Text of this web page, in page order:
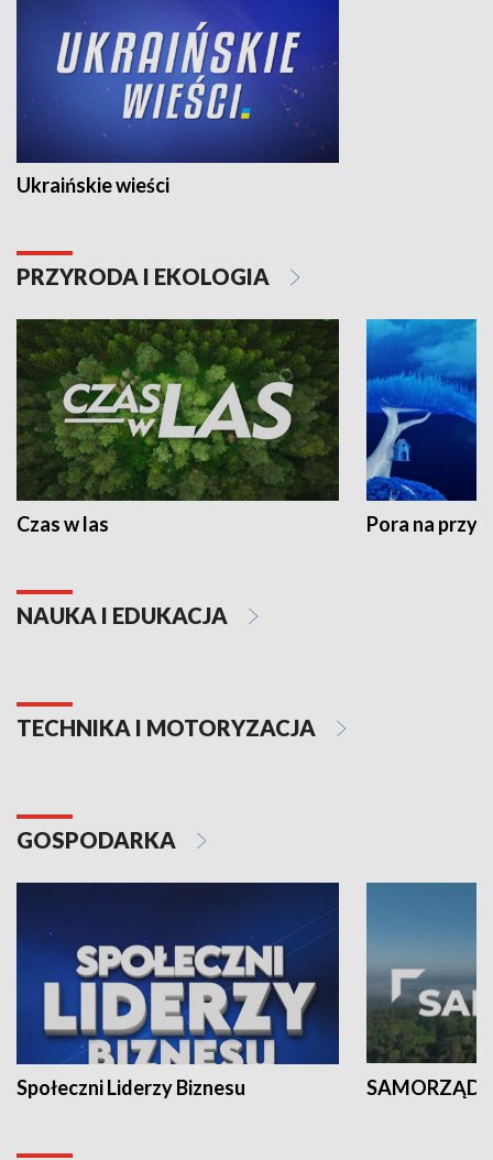
Ukraińskie wieści
PRZYRODA I EKOLOGIA
Czas w las Pora na
NAUKA I EDUKACJA
TECHNIKA I MOTORYZACJA
GOSPODARKA
Społeczni Liderzy Biznesu SAMORZĄD